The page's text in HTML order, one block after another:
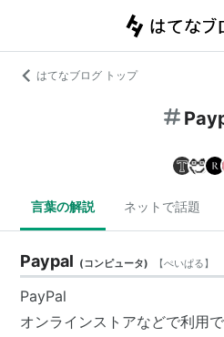
はてなブログ トップ
言葉の解説 ネットで話題
Paypal (コンピュータ) 【ぺいぱる】
PayPal
オンラインストアなどで利用